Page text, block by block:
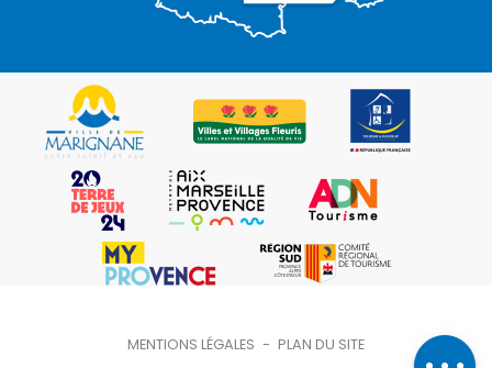
par email
MENTIONS LÉGALES - PLAN DU SITE